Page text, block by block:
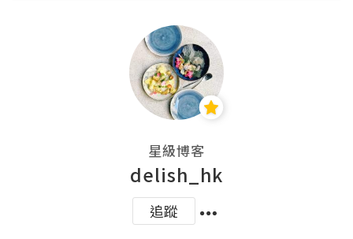
星級博客
delish_hk
追蹤